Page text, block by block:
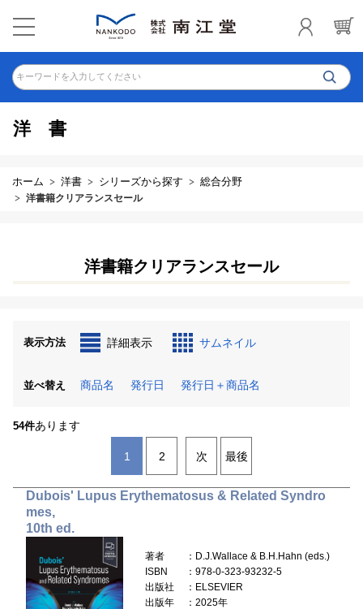
キーワードを入力してください
洋書
ホーム 洋書 シリーズから探す 総合分野
洋書籍クリアランスセール
洋書籍クリアランスセール
表示方法 詳細表示 サムネイル
並べ替え 商品名 発行日 発行日＋商品名
54件あります
1 2 次 最後
Dubois' Lupus Erythematosus & Related Syndro
mes,
10th ed.
著者
：D.J.Wallace & B.H.Hahn (eds.)
ISBN
：978-0-323-93232-5
出版社
：ELSEVIER
出版年
：2025年